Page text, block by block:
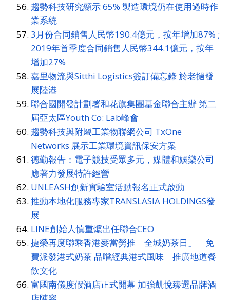
趨勢科技研究顯示 65% 製造環境仍在使用過時作
業系統
3月份合同銷售人民幣190.4億元，按年增加87% ;
2019年首季度合同銷售人民幣344.1億元，按年
增加27%
嘉里物流與Sitthi Logistics簽訂備忘錄 於老撾發
展陸港
聯合國開發計劃署和花旗集團基金聯合主辦 第二
屆亞太區Youth Co: Lab峰會
趨勢科技與附屬工業物聯網公司 TxOne
Networks 展示工業環境資訊保安方案
德勤報告：電子競技受眾多元，媒體和娛樂公司
應著力發展特許經營
UNLEASH創新實驗室活動報名正式啟動
推動本地化服務專家TRANSLASIA HOLDINGS發
展
LINE創始人慎重熩出任聯合CEO
捷榮再度聯乘香港麥當勞推「全城奶茶日」 免
費派發港式奶茶 品嚐經典港式風味 推廣地道餐
飲文化
富國南儀度假酒店正式開幕 加強凱悅臻選品牌酒